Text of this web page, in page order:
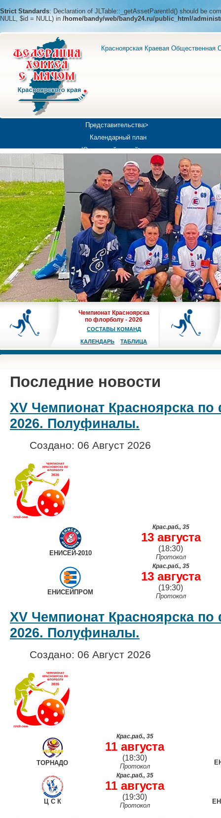
Strict Standards: Declaration of JLTable::_getAssetParentId() should be
NULL, $id = NULL) in /home/bandy/web/bandy24.ru/public_html/
Красноярская Краевая Общественная
Представительства>
Календарный план
Юношеский хоккей>
Медиа>
Чемпионат Красноярска
по флорболу - 2026
СОСТАВЫ КОМАНД
КАЛЕНДАРЬ ТАБЛИЦА
Последние новости
XV Чемпионат Красноярска
2026. Полуфиналы.
Создано: 06 Август 2026
ЕНИСЕЙ-2010
Крас.раб., 35
13 августа
(18:30)
Протокол
ЕНИСЕЙПРОМ
Крас.раб., 35
13 августа
(19:30)
Протокол
XV Чемпионат Красноярска
2026. Полуфиналы.
Создано: 06 Август 2026
ТОРНАДО
Крас.раб., 35
11 августа
(18:30)
Протокол
Ц С К
Крас.раб., 35
11 августа
(19:30)
Протокол